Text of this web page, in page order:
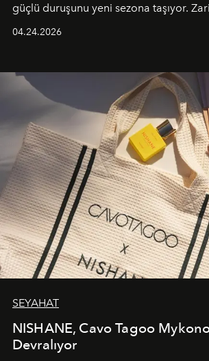
güçlü duruşunu yeni sezona taşıyor.
04.24.2026
SEYAHAT
NISHANE, Cavo Tagoo
Devralıyor